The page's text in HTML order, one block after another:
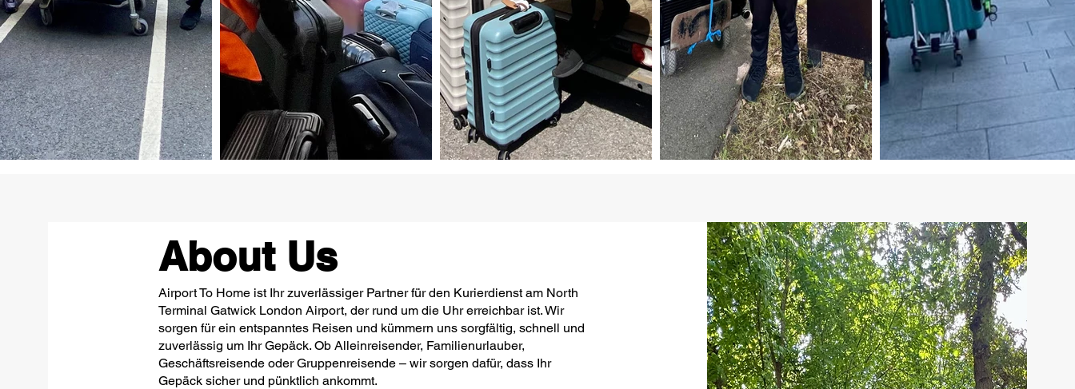
About Us
Airport To Home ist Ihr zuverlässiger Partner für den Kurierdienst am North
Terminal Gatwick London Airport, der rund um die Uhr erreichbar ist. Wir
sorgen für ein entspanntes Reisen und kümmern uns sorgfältig, schnell und
zuverlässig um Ihr Gepäck. Ob Alleinreisender, Familienurlauber,
Geschäftsreisende oder Gruppenreisende – wir sorgen dafür, dass Ihr
Gepäck sicher und pünktlich ankommt.